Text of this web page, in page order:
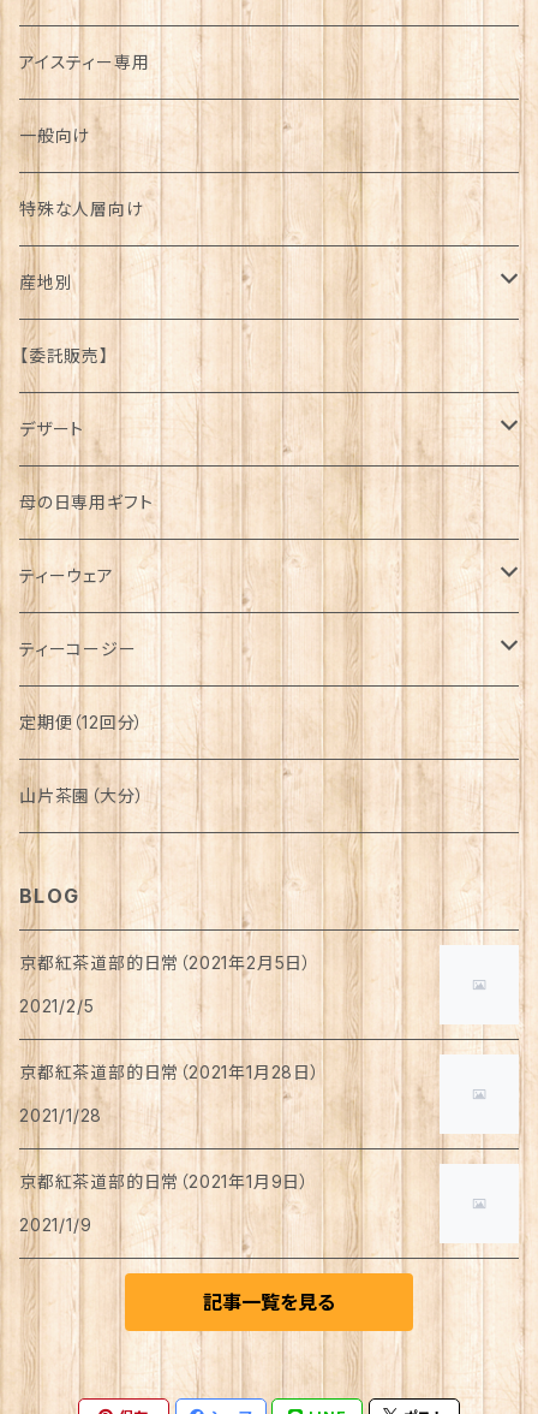
京都府
アイスティー専用
一般向け
特殊な人層向け
産地別
京都府
大分県
【委託販売】
デザート
タルト
プリン
八天堂
アイス
ショコラ
ケーキ
チョコレート
ワッフル
バームクーヘン
カステラ
焼き菓子
ロールケーキ
ゼリー
母の日専用ギフト
ティーウェア
ティーセット
カップ
収納袋
ティーコージー
手縫い
機械縫い
定期便（12回分）
山片茶園（大分）
BLOG
京都紅茶道部的日常（2021年2月5日）
2021/2/5
京都紅茶道部的日常（2021年1月28日）
2021/1/28
京都紅茶道部的日常（2021年1月9日）
2021/1/9
記事一覧を見る